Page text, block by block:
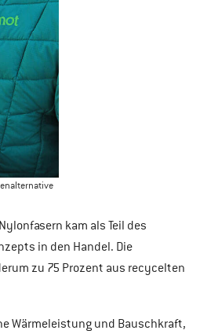
kam als Teil des
in den Handel. Die
zu 75 Prozent aus recycelten
Wärmeleistung und Bauschkraft,